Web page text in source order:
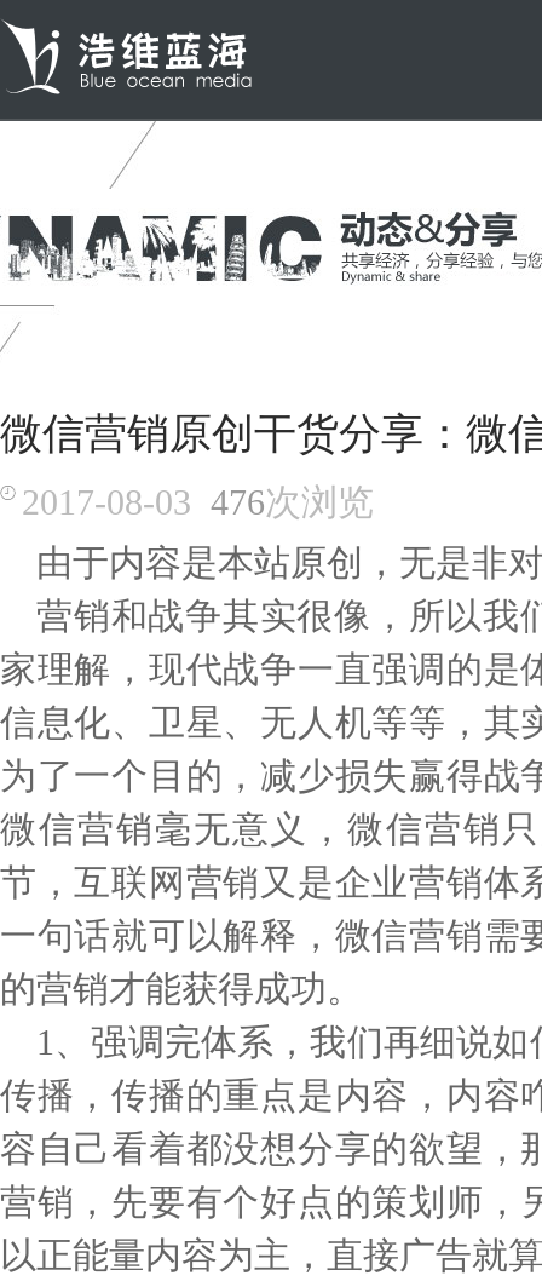
微信营销原创干货分享：微
2017-08-03 476次浏览
由于内容是本站原创，无是非
营销和战争其实很像，所以我
家理解，现代战争一直强调的是
信息化、卫星、无人机等等，其
为了一个目的，减少损失赢得战
微信营销毫无意义，微信营销
节，互联网营销又是企业营销体
一句话就可以解释，微信营销需
的营销才能获得成功。
1、强调完体系，我们再细说
传播，传播的重点是内容，内容
容自己看着都没想分享的欲望，
营销，先要有个好点的策划师，
以正能量内容为主，直接广告就